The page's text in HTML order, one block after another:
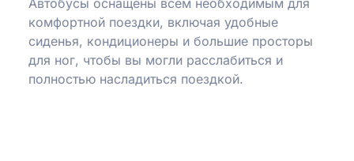
Автобусы оснащены всем необходимым для
комфортной поездки, включая удобные
сиденья, кондиционеры и большие просторы
для ног, чтобы вы могли расслабиться и
полностью насладиться поездкой.